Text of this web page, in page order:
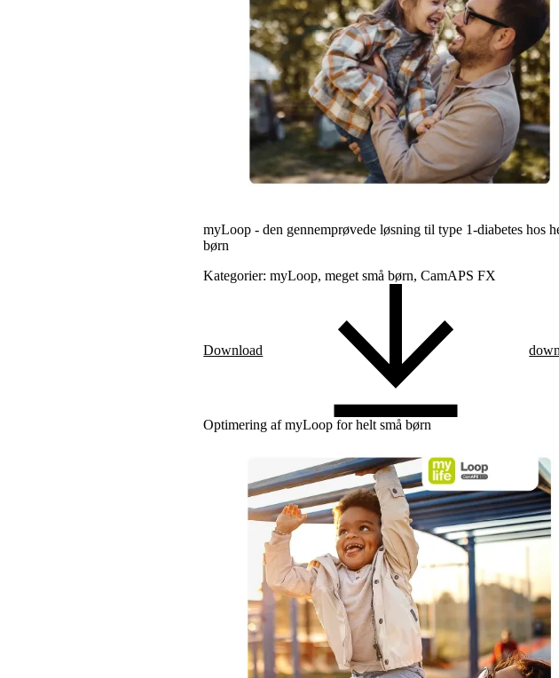
myLoop - den gennemprøvede løsning til type 1-diabetes hos
børn
Kategorier: myLoop, meget små børn, CamAPS FX
Download
Optimering af myLoop for helt små børn